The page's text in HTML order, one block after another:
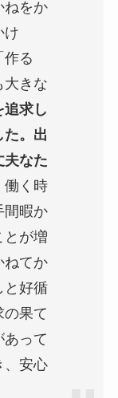
ねをか
け
作る
大きな
追求し
た。出
夫なた
働く時
間暇か
とが増
ねてか
と好循
の果て
あって
、安心